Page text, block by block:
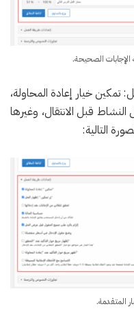
الصحيحة.
تمكين خيار إعادة المحاولة،
قبل الانتقال، وغيرها
التالية:
المتقدمة.